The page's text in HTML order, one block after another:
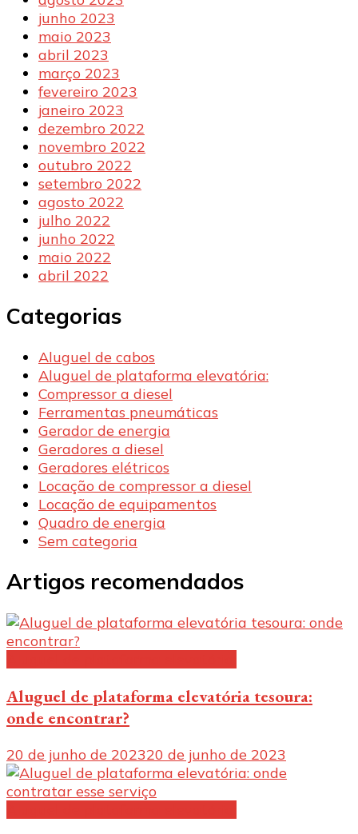
junho 2023
maio 2023
abril 2023
março 2023
fevereiro 2023
janeiro 2023
dezembro 2022
novembro 2022
outubro 2022
setembro 2022
agosto 2022
julho 2022
junho 2022
maio 2022
abril 2022
Categorias
Aluguel de cabos
Aluguel de plataforma elevatória:
Compressor a diesel
Ferramentas pneumáticas
Gerador de energia
Geradores a diesel
Geradores elétricos
Locação de compressor a diesel
Locação de equipamentos
Quadro de energia
Sem categoria
Artigos recomendados
Aluguel de plataforma elevatória tesoura:
onde encontrar?
20 de junho de 202320 de junho de 2023